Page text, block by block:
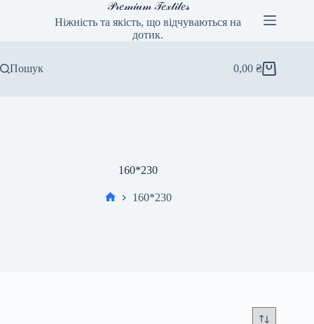
𝒫𝓇𝑒𝓂𝒾𝓊𝓂 𝒯𝑒𝓍𝓉𝒾𝓁𝑒𝓈
Ніжність та якість, що відчуваються на
дотик.
Пошук Кошик
0,00₴
160*230
160*230